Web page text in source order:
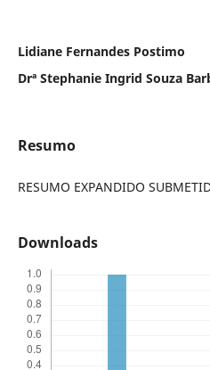
Lidiane Fernandes Postimo
Drª Stephanie Ingrid Souza
Resumo
RESUMO EXPANDIDO
Downloads